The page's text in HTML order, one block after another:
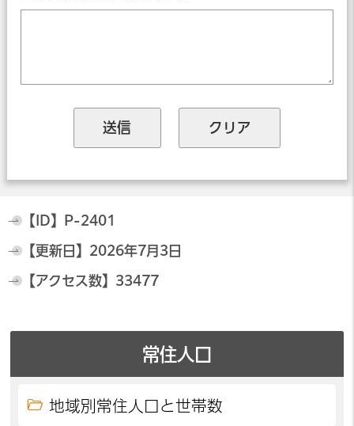
【ID】 P-2401
【更新日】 2026年7月3日
【アクセス数】 33477
常住人口
地域別常住人口と世帯数